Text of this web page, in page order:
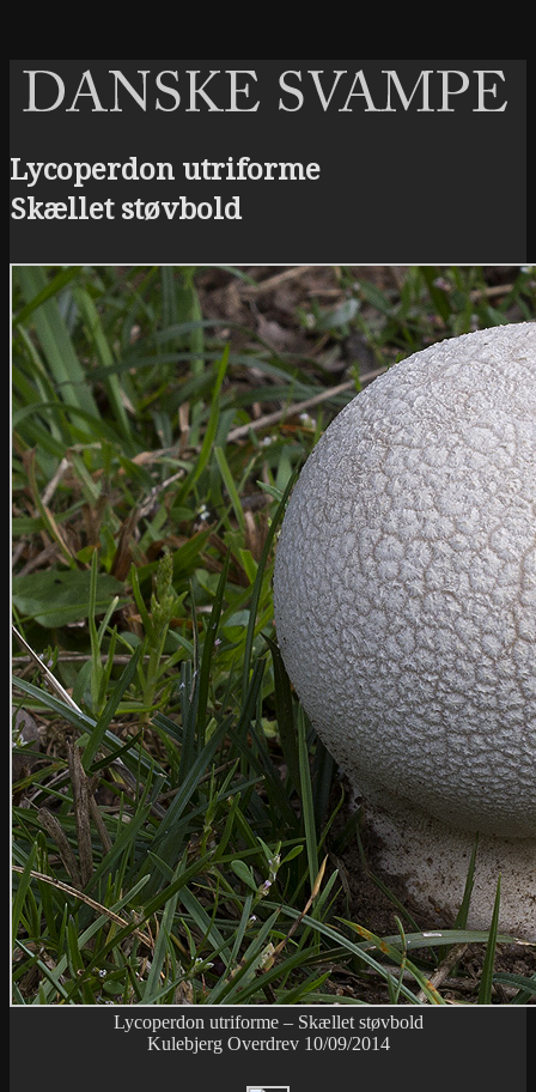
Lycoperdon utriforme
Skællet støvbold
Lycoperdon utriforme – Skællet støvbold
Kulebjerg Overdrev 10/09/2014